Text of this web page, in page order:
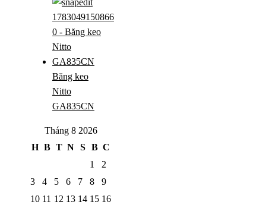
Băng keo
Nitto
GA835CN
Tháng 8 2026
H B T N S B C
1
2
3
4 5 6 7 8
9
10 11 12 13 14 15 16